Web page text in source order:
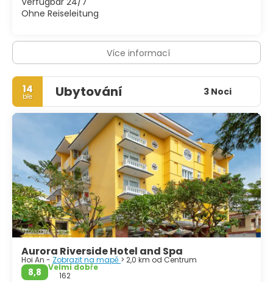
Ohne Reiseleitung
Více informací
14
bře Ubytování 3 Noci
Aurora Riverside Hotel and Spa
Hoi An - Zobrazit na mapě > 2,0 km od Centrum
8,8
Velmi dobře
162